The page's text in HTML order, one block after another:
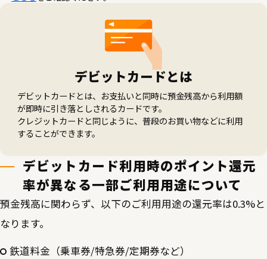
デビットカードとは
デビットカードとは、お支払いと同時に預金残高から利用額
が即時に引き落としされるカードです。
クレジットカードと同じように、普段のお買い物などに利用
することができます。
デビットカード利用時のポイント還元
率が異なる一部ご利用用途について
預金残高に関わらず、以下のご利用用途の還元率は0.3%と
なります。
鉄道料金（乗車券/特急券/定期券など）